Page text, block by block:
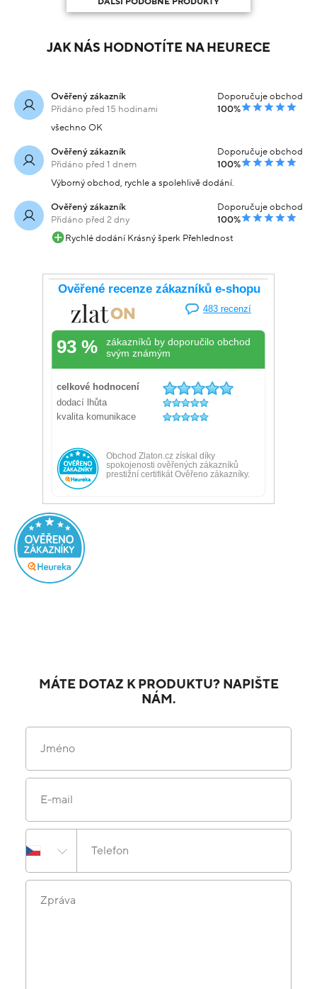
JAK NÁS HODNOTÍTE NA HEURECE
Ověřený zákazník
Přidáno před 15 hodinami
Doporučuje obchod
100%
všechno OK
Ověřený zákazník
Přidáno před 1 dnem
Doporučuje obchod
100%
Výborný obchod, rychle a spolehlivě dodání.
Ověřený zákazník
Přidáno před 2 dny
Doporučuje obchod
100%
Rychlé dodání Krásný šperk Přehlednost
MÁTE DOTAZ K PRODUKTU? NAPIŠTE
NÁM.
Jméno
E-mail
Telefon
Zpráva